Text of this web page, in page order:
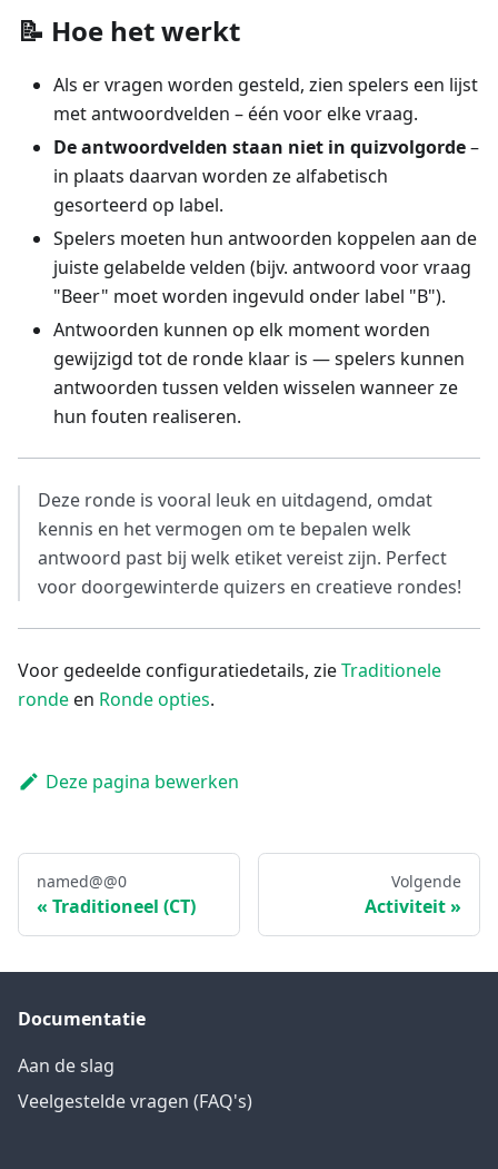
📝 Hoe het werkt
Als er vragen worden gesteld, zien spelers een lijst
met antwoordvelden – één voor elke vraag.
De antwoordvelden staan niet in quizvolgorde–
in plaats daarvan worden ze alfabetisch
gesorteerd op label.
Spelers moeten hun antwoorden koppelen aan de
juiste gelabelde velden (bijv. antwoord voor vraag
"Beer" moet worden ingevuld onder label "B").
Antwoorden kunnen op elk moment worden
gewijzigd tot de ronde klaar is — spelers kunnen
antwoorden tussen velden wisselen wanneer ze
hun fouten realiseren.
Deze ronde is vooral leuk en uitdagend, omdat
kennis en het vermogen om te bepalen welk
antwoord past bij welk etiket vereist zijn. Perfect
voor doorgewinterde quizers en creatieve rondes!
Voor gedeelde configuratiedetails, zieTraditionele
rondeen Ronde opties.
Deze pagina bewerken
named@@0
Traditioneel (CT)
Volgende
Activiteit
Documentatie
Aan de slag
Veelgestelde vragen (FAQ's)